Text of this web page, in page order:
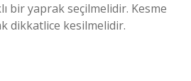
bir yaprak seçilmelidir. Kesme
dikkatlice kesilmelidir.